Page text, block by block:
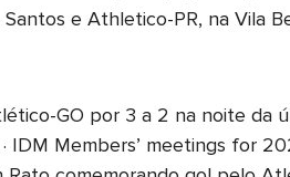
e Athletico-PR, na Vila
GO por 3 a 2 na noite da
IDM Members’ meetings for